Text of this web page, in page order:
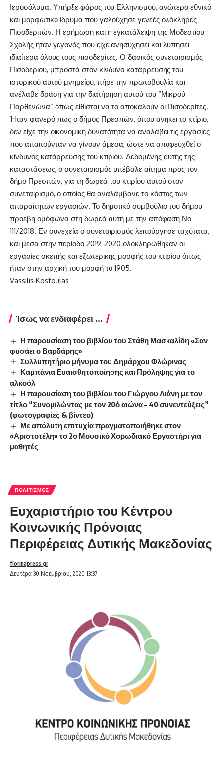
Ιεροσόλυμα. Υπήρξε φάρος του Ελληνισμού, ανώτερο εθνικό
και μορφωτικό ίδρυμα που γαλούχησε γενεές ολόκληρες
Πισοδεριτών. Η ερήμωση και η εγκατάλειψη της Μοδεστίου
Σχολής ήταν γεγονός που είχε ανησυχήσει και λυπήσει
ιδιαίτερα όλους τους πισοδερίτες. Ο δασικός συνεταιρισμός
Πισοδερίου, μπροστά στον κίνδυνο κατάρρευσης του
ιστορικού αυτού μνημείου, πήρε την πρωτοβουλία και
ανέλαβε δράση για την διατήρηση αυτού του “Μικρού
Παρθενώνα” όπως είθισται να το αποκαλούν οι Πισοδερίτες.
Ήταν φανερό πως ο δήμος Πρεσπών, όπου ανήκει το κτίριο,
δεν είχε την οικονομική δυνατότητα να αναλάβει τις εργασίες
που απαιτούνταν να γίνουν άμεσα, ώστε να αποφευχθεί ο
κίνδυνος κατάρρευσης του κτιρίου. Δεδομένης αυτής της
καταστάσεως, ο συνεταιρισμός υπέβαλε αίτημα προς τον
δήμο Πρεσπών, για τη δωρεά του κτιρίου αυτού στον
συνεταιρισμό, ο οποίος θα αναλάμβανε το κόστος των
απαραίτητων εργασιών. Το δημοτικό συμβούλιο του δήμου
προέβη ομόφωνα στη δωρεά αυτή με την απόφαση Νο
111/2018. Εν συνεχεία ο συνεταιρισμός λειτούργησε ταχύτατα,
και μέσα στην περίοδο 2019-2020 ολοκληρώθηκαν οι
εργασίες σκεπής και εξωτερικής μορφής του κτιρίου όπως
ήταν στην αρχική του μορφή το 1905.
Vassilis Kostoulas
Ίσως να ενδιαφέρει ...
Η παρουσίαση του βιβλίου του Στάθη Μασκαλίδη «Σαν
φυσάει ο Βαρδάρης»
Συλλυπητήριο μήνυμα του Δημάρχου Φλώρινας
Καμπάνια Ευαισθητοποίησης και Πρόληψης για το
αλκοόλ
Η παρουσίαση του βιβλίου του Γιώργου Λιάνη με τον
τίτλο “Συνομιλώντας με τον 20ό αιώνα – 40 συνεντεύξεις”
(φωτογραφίες & βίντεο)
Με απόλυτη επιτυχία πραγματοποιήθηκε στον
«Αριστοτέλη» το 2ο Μουσικό Χορωδιακό Εργαστήρι για
μαθητές
ΠΟΛΙΤΙΣΜΌΣ
Ευχαριστήριο του Κέντρου
Κοινωνικής Πρόνοιας
Περιφέρειας Δυτικής Μακεδονίας
Δευτέρα 30 Νοεμβρίου, 2020 13:37
florinapress.gr